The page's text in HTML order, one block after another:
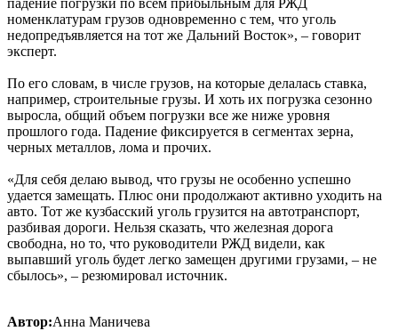
падение погрузки по всем прибыльным для РЖД
номенклатурам грузов одновременно с тем, что уголь
недопредъявляется на тот же Дальний Восток», – говорит
эксперт.
По его словам, в числе грузов, на которые делалась ставка,
например, строительные грузы. И хоть их погрузка сезонно
выросла, общий объем погрузки все же ниже уровня
прошлого года. Падение фиксируется в сегментах зерна,
черных металлов, лома и прочих.
«Для себя делаю вывод, что грузы не особенно успешно
удается замещать. Плюс они продолжают активно уходить на
авто. Тот же кузбасский уголь грузится на автотранспорт,
разбивая дороги. Нельзя сказать, что железная дорога
свободна, но то, что руководители РЖД видели, как
выпавший уголь будет легко замещен другими грузами, – не
сбылось», – резюмировал источник.
Автор:Анна Маничева